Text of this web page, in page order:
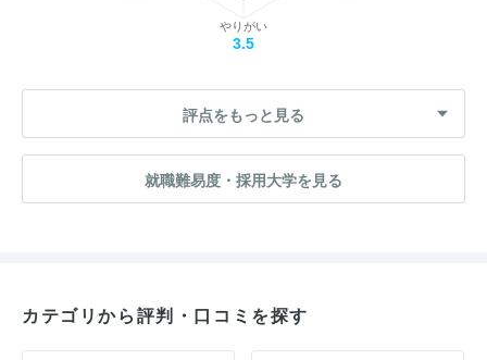
やりがい
3.5
評点をもっと見る
就職難易度・採用大学を見る
カテゴリから評判・口コミを探す